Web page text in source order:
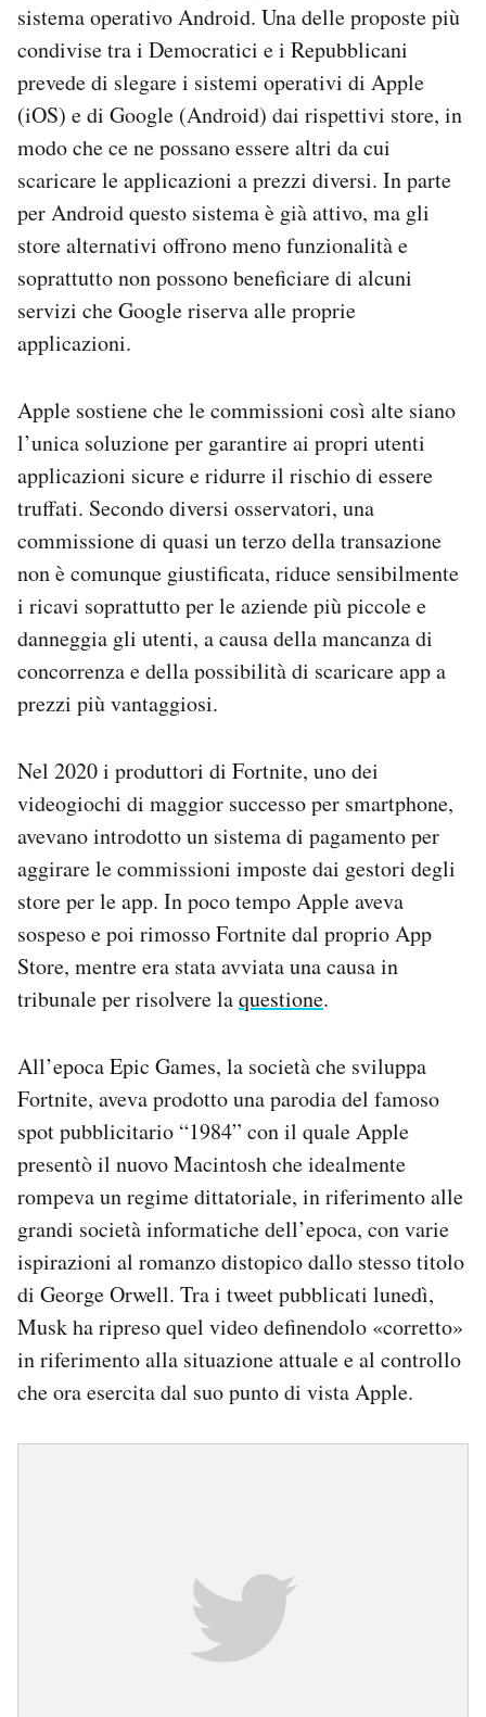
sistema operativo Android. Una delle proposte più
condivise tra i Democratici e i Repubblicani
prevede di slegare i sistemi operativi di Apple
(iOS) e di Google (Android) dai rispettivi store, in
modo che ce ne possano essere altri da cui
scaricare le applicazioni a prezzi diversi. In parte
per Android questo sistema è già attivo, ma gli
store alternativi offrono meno funzionalità e
soprattutto non possono beneficiare di alcuni
servizi che Google riserva alle proprie
applicazioni.
Apple sostiene che le commissioni così alte siano
l’unica soluzione per garantire ai propri utenti
applicazioni sicure e ridurre il rischio di essere
truffati. Secondo diversi osservatori, una
commissione di quasi un terzo della transazione
non è comunque giustificata, riduce sensibilmente
i ricavi soprattutto per le aziende più piccole e
danneggia gli utenti, a causa della mancanza di
concorrenza e della possibilità di scaricare app a
prezzi più vantaggiosi.
Nel 2020 i produttori di Fortnite, uno dei
videogiochi di maggior successo per smartphone,
avevano introdotto un sistema di pagamento per
aggirare le commissioni imposte dai gestori degli
store per le app. In poco tempo Apple aveva
sospeso e poi rimosso Fortnite dal proprio App
Store, mentre era stata avviata una causa in
tribunale per risolvere laquestione.
All’epoca Epic Games, la società che sviluppa
Fortnite, aveva prodotto una parodia del famoso
spot pubblicitario “1984” con il quale Apple
presentò il nuovo Macintosh che idealmente
rompeva un regime dittatoriale, in riferimento alle
grandi società informatiche dell’epoca, con varie
ispirazioni al romanzo distopico dallo stesso titolo
di George Orwell. Tra i tweet pubblicati lunedì,
Musk ha ripreso quel video definendolo «corretto»
in riferimento alla situazione attuale e al controllo
che ora esercita dal suo punto di vista Apple.